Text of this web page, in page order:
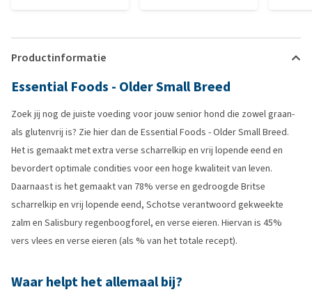
Productinformatie
Essential Foods - Older Small Breed
Zoek jij nog de juiste voeding voor jouw senior hond die zowel graan-
als glutenvrij is? Zie hier dan de Essential Foods - Older Small Breed.
Het is gemaakt met extra verse scharrelkip en vrij lopende eend en
bevordert optimale condities voor een hoge kwaliteit van leven.
Daarnaast is het gemaakt van 78% verse en gedroogde Britse
scharrelkip en vrij lopende eend, Schotse verantwoord gekweekte
zalm en Salisbury regenboogforel, en verse eieren. Hiervan is 45%
vers vlees en verse eieren (als % van het totale recept).
Waar helpt het allemaal bij?